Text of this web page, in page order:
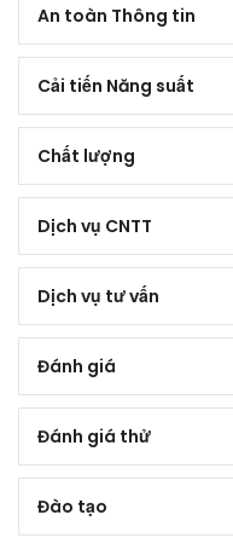
An toàn Thông tin
Cải tiến Năng suất
Chất lượng
Dịch vụ CNTT
Dịch vụ tư vấn
Đánh giá
Đánh giá thử
Đào tạo